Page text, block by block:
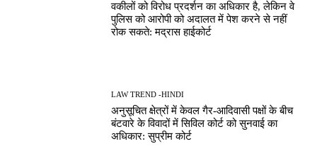
वकीलों को विरोध प्रदर्शन का अधिकार है, लेकिन वे
पुलिस को आरोपी को अदालत में पेश करने से नहीं
रोक सकते: मद्रास हाईकोर्ट
LAW TREND -HINDI
अनुसूचित क्षेत्रों में केवल गैर-आदिवासी पक्षों के बीच
बंटवारे के विवादों में सिविल कोर्ट को सुनवाई का
अधिकार: सुप्रीम कोर्ट